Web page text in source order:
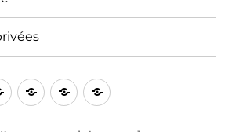
Section
privée
Calendrier
2026
Ressources
Notre